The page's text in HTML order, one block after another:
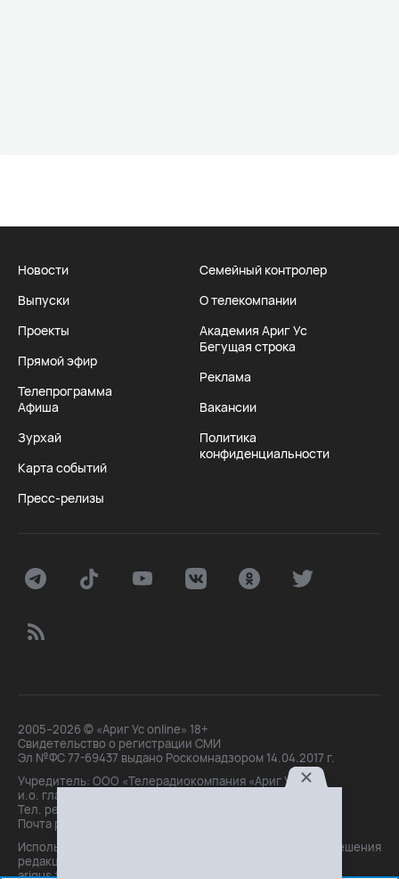
Новости
Выпуски
Проекты
Прямой эфир
Телепрограмма
Афиша
Зурхай
Карта событий
Пресс-релизы
Семейный контролер
О телекомпании
Академия Ариг Ус
Бегущая строка
Реклама
Вакансии
Политика
конфиденциальности
2005–2026 © «Ариг Ус online» 18+
Свидетельство о регистрации СМИ
Эл №ФС 77-69437 выдано Роскомнадзором 14.04.2017 г.
Учредитель: ООО «Телерадиокомпания «Ариг Ус»,
и.о. главного редактора: Маханова О.Б.
Тел. peдakции: +7(3012)21-30-14,
Почта peдakции: editor@arigus.tv
Использование материалов только с письменного разрешения
редакции. При цитировании прямая активная ссылка на
arigus.tv обязательна.